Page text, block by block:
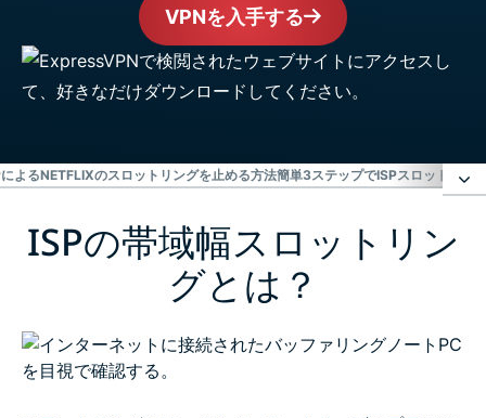
VPNを入手する
よるNETFLIXのスロットリングを止める方法簡単3ステップでISPスロットリン
ISPの帯域幅スロットリングとは？
ISPの帯域幅スロットリングを回避する最良の方法
は？
ISPの帯域幅スロットリン
グとは？